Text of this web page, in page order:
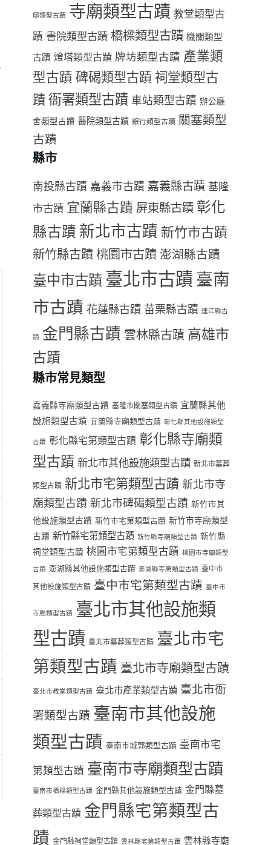
邸類型古蹟 寺廟類型古蹟 教堂類型古
蹟 書院類型古蹟 橋樑類型古蹟 機關類型
古蹟 燈塔類型古蹟 牌坊類型古蹟 產業類
型古蹟 碑碣類型古蹟 祠堂類型古
蹟 衙署類型古蹟 車站類型古蹟 辦公廳
舍類型古蹟 醫院類型古蹟 銀行類型古蹟 關塞類型
古蹟
縣市
南投縣古蹟 嘉義市古蹟 嘉義縣古蹟 基隆
市古蹟 宜蘭縣古蹟 屏東縣古蹟 彰化
縣古蹟 新北市古蹟 新竹市古蹟
新竹縣古蹟 桃園市古蹟 澎湖縣古蹟
臺中市古蹟 臺北市古蹟臺南
市古蹟 花蓮縣古蹟 苗栗縣古蹟 連江縣古
蹟 金門縣古蹟 雲林縣古蹟 高雄市
古蹟
縣市常見類型
嘉義縣寺廟類型古蹟 基隆市關塞類型古蹟 宜蘭縣其他
設施類型古蹟 宜蘭縣寺廟類型古蹟 彰化縣其他設施類型
古蹟 彰化縣宅第類型古蹟 彰化縣寺廟類
型古蹟 新北市其他設施類型古蹟 新北市墓葬
類型古蹟 新北市宅第類型古蹟 新北市寺
廟類型古蹟 新北市碑碣類型古蹟 新竹市其
他設施類型古蹟 新竹市宅第類型古蹟 新竹市寺廟類型
古蹟 新竹縣宅第類型古蹟 新竹縣寺廟類型古蹟 新竹縣
祠堂類型古蹟 桃園市宅第類型古蹟 桃園市寺廟類型
古蹟 澎湖縣其他設施類型古蹟 澎湖縣寺廟類型古蹟 臺中市
其他設施類型古蹟 臺中市宅第類型古蹟 臺中市
寺廟類型古蹟 臺北市其他設施類
型古蹟 臺北市墓葬類型古蹟 臺北市宅
第類型古蹟 臺北市寺廟類型古蹟
臺北市教堂類型古蹟 臺北市產業類型古蹟 臺北市衙
署類型古蹟 臺南市其他設施
類型古蹟 臺南市城郭類型古蹟 臺南市宅
第類型古蹟 臺南市寺廟類型古蹟
臺南市橋樑類型古蹟 金門縣其他設施類型古蹟 金門縣墓
葬類型古蹟 金門縣宅第類型古
蹟 金門縣祠堂類型古蹟 雲林縣宅第類型古蹟 雲林縣寺廟